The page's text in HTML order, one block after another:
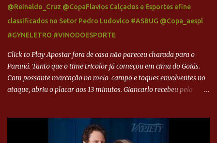
@Reinaldo_Cruz @CopaFlavios Calçados e Esportes efine
classificados no Setor Pedro Ludovico #ASBUG @Copa_aespl
#GYNELETRO #VINODOESPORTE
Click to Play Apostar fora de casa não pareceu charada para o
Paraná. Tanto que o time tricolor já começou em cima do Goiás.
Com possante marcação no meio-campo e toques envolventes no
ataque, abriu o placar aos 13 minutos. Giancarlo recebeu pela
Paraná ampliou a vantagem aos 21 minutos. Éverton Garroni
desviou cruzamento de cabeça e, mesmo de costas, incidiu o canto